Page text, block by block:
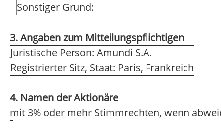
Sonstiger Grund:
3. Angaben zum Mitteilungspflichtigen
Juristische Person: Amundi S.A.
Registrierter Sitz, Staat: Paris, Frankreich
4. Namen der Aktionäre
mit 3% oder mehr Stimmrechten, wenn